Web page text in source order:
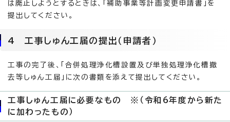
は廃止しようとするときは、「補助事業等計画変更申請書」を
提出してください。
4 工事しゅん工届の提出（申請者）
工事の完了後、「合併処理浄化槽設置及び単独処理浄化槽撤
去等しゅん工届」に次の書類を添えて提出してください。
工事しゅん工届に必要なもの ※（令和6年度から新た
に加わったもの）